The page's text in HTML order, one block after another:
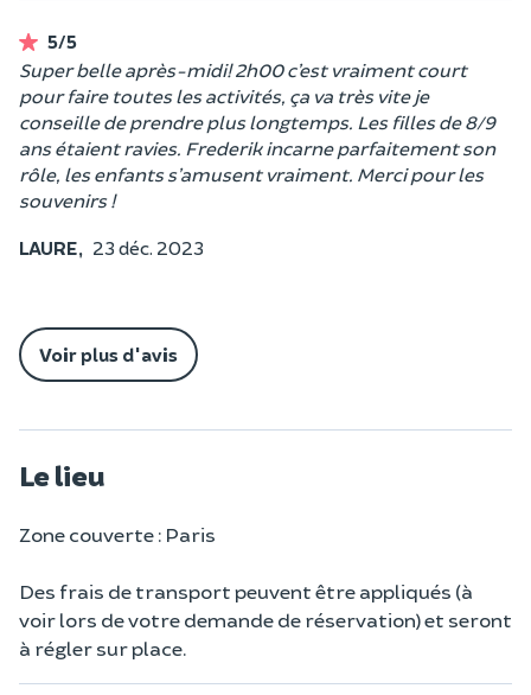
5/5
Super belle après-midi! 2h00 c’est vraiment court
pour faire toutes les activités, ça va très vite je
conseille de prendre plus longtemps. Les filles de 8/9
ans étaient ravies. Frederik incarne parfaitement son
rôle, les enfants s’amusent vraiment. Merci pour les
souvenirs !
LAURE, 23 déc. 2023
Voir plus d'avis
Le lieu
Zone couverte : Paris
Des frais de transport peuvent être appliqués (à
voir lors de votre demande de réservation) et seront
à régler sur place.